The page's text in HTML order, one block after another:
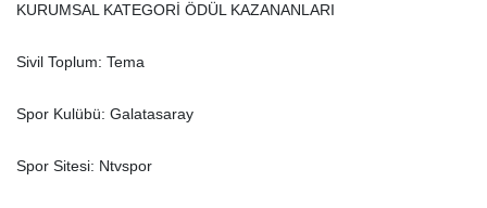
KURUMSAL KATEGORİ ÖDÜL KAZANANLARI
Sivil Toplum: Tema
Spor Kulübü: Galatasaray
Spor Sitesi: Ntvspor